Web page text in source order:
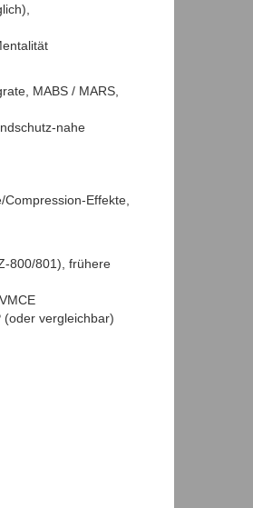
MABS / MARS,
801), frühere
(oder vergleichbar)